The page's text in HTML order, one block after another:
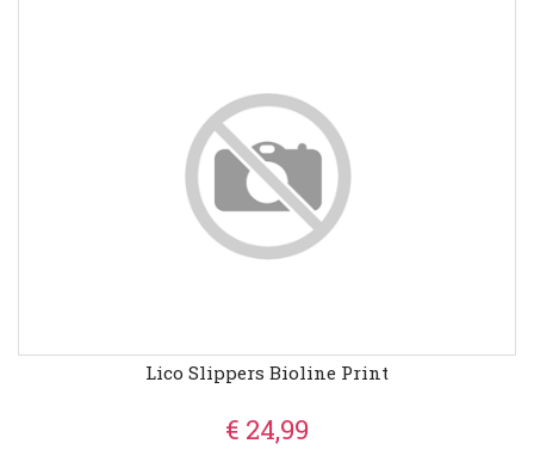
Lico Slippers Bioline Print
€ 24,99